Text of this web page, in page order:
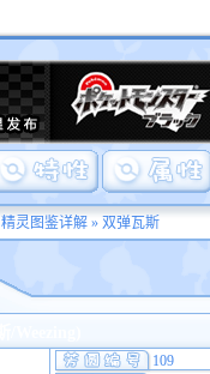
精灵图鉴详解» 双弹瓦斯
109